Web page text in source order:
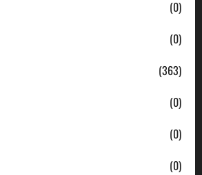
(0)
(0)
(363)
(0)
(0)
(0)